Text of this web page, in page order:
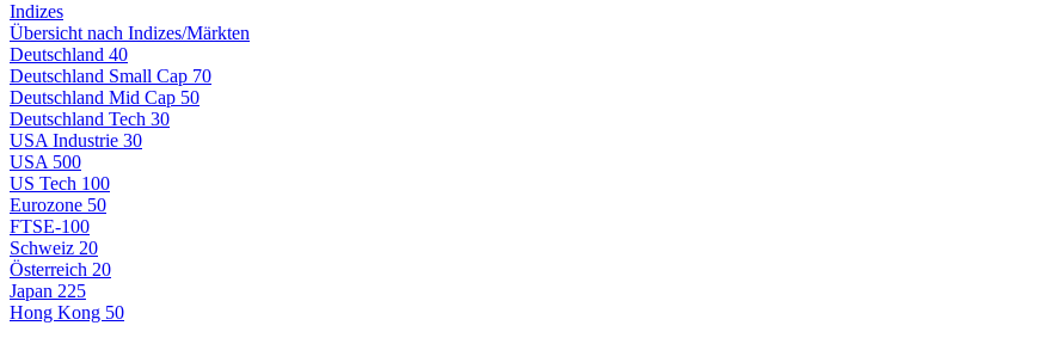
Indizes
Übersicht nach Indizes/Märkten
Deutschland 40
Deutschland Small Cap 70
Deutschland Mid Cap 50
Deutschland Tech 30
USA Industrie 30
USA 500
US Tech 100
Eurozone 50
FTSE-100
Schweiz 20
Österreich 20
Japan 225
Hong Kong 50